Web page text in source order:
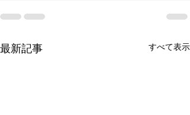
最新記事 すべて表示